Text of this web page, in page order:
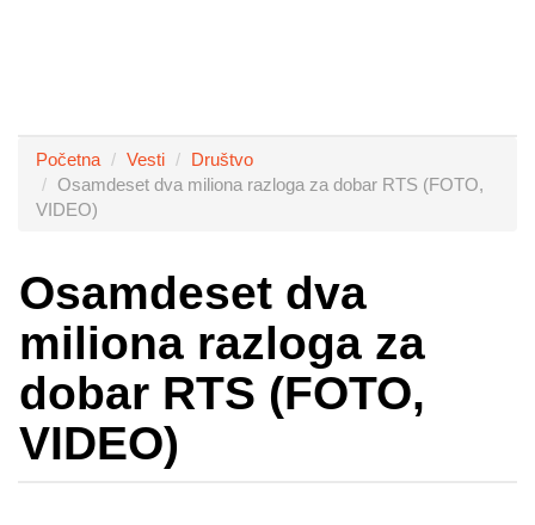
Početna Vesti
Društvo
Osamdeset dva miliona razloga za dobar RTS (FOTO,
VIDEO)
Osamdeset dva
miliona razloga za
dobar RTS (FOTO,
VIDEO)